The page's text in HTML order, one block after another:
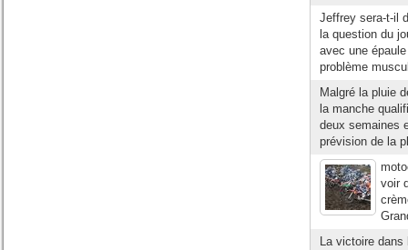
Jeffrey sera-t-il
la question du
avec une
problème
Malgré la pluie
la manche
deux semaines
prévision de la
voir
La victoire